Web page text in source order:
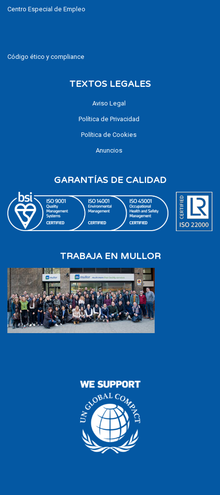
Centro Especial de Empleo
Código ético y compliance
TEXTOS LEGALES
Aviso Legal
Política de Privacidad
Política de Cookies
Anuncios
GARANTÍAS DE CALIDAD
TRABAJA EN MULLOR